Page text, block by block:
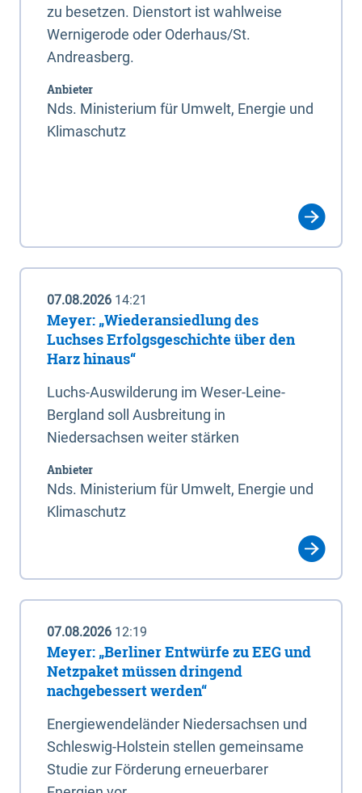
zu besetzen. Dienstort ist wahlweise
Wernigerode oder Oderhaus/St.
Andreasberg.
Anbieter
Nds. Ministerium für Umwelt, Energie und
Klimaschutz
07.08.2026 14:21
Meyer: „Wiederansiedlung des
Luchses Erfolgsgeschichte über den
Harz hinaus“
Luchs-Auswilderung im Weser-Leine-
Bergland soll Ausbreitung in
Niedersachsen weiter stärken
Anbieter
Nds. Ministerium für Umwelt, Energie und
Klimaschutz
07.08.2026 12:19
Meyer: „Berliner Entwürfe zu EEG und
Netzpaket müssen dringend
nachgebessert werden“
Energiewendeländer Niedersachsen und
Schleswig-Holstein stellen gemeinsame
Studie zur Förderung erneuerbarer